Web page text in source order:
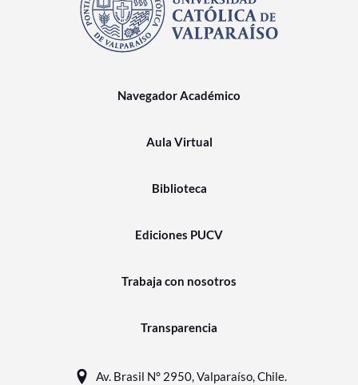
Navegador Académico
Aula Virtual
Biblioteca
Ediciones PUCV
Trabaja con nosotros
Transparencia
Av. Brasil N° 2950, Valparaíso, Chile.